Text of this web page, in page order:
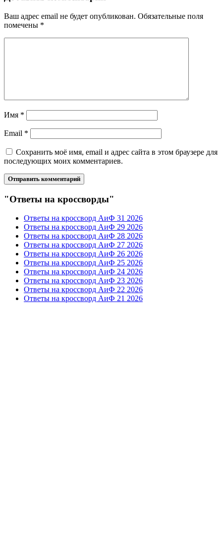
Ваш адрес email не будет опубликован. Обязательные поля
помечены *
Имя *
Email *
Сохранить моё имя, email и адрес сайта в этом браузере для
последующих моих комментариев.
"Ответы на кроссворды"
Ответы на кроссворд АиФ 31 2026
Ответы на кроссворд АиФ 29 2026
Ответы на кроссворд АиФ 28 2026
Ответы на кроссворд АиФ 27 2026
Ответы на кроссворд АиФ 26 2026
Ответы на кроссворд АиФ 25 2026
Ответы на кроссворд АиФ 24 2026
Ответы на кроссворд АиФ 23 2026
Ответы на кроссворд АиФ 22 2026
Ответы на кроссворд АиФ 21 2026